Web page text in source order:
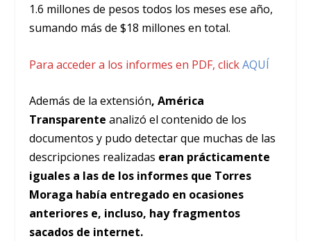
1.6 millones de pesos todos los meses ese año,
sumando más de $18 millones en total.
Para acceder a los informes en PDF, clickAQUÍ
Además de la extensión, América
Transparenteanalizó el contenido de los
documentos y pudo detectar que muchas de las
descripciones realizadas eran prácticamente
iguales a las de los informes que Torres
Moraga había entregado en ocasiones
anteriores e, incluso, hay fragmentos
sacados de internet.